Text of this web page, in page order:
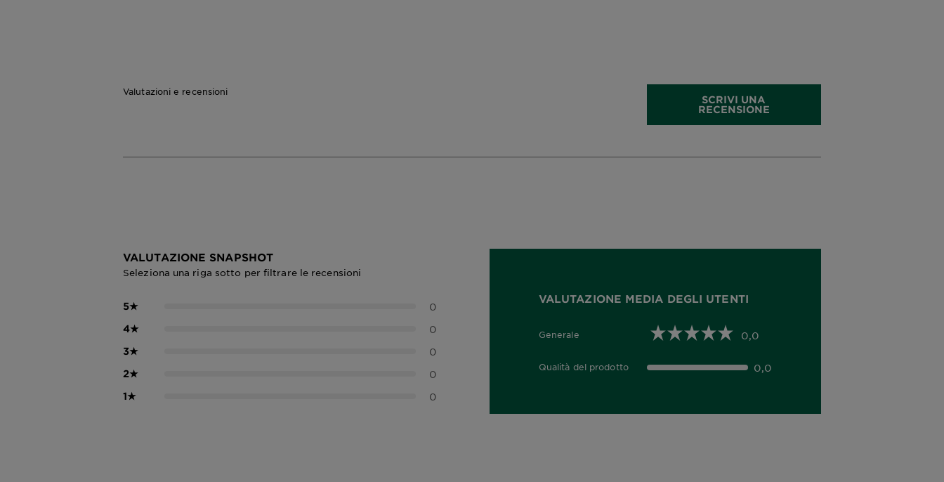
Valutazioni e recensioni
SCRIVI UNA
RECENSIONE
VALUTAZIONE SNAPSHOT
Seleziona una riga sotto per filtrare le recensioni
5★ 0
4★ 0
3★ 0
2★ 0
1★ 0
VALUTAZIONE MEDIA DEGLI UTENTI
Generale
0,0 out of 5 stars 0,0
Qualità del prodotto
0,0 out of 5 stars 0,0